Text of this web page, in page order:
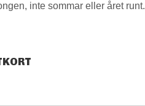
inte sommar eller året runt.